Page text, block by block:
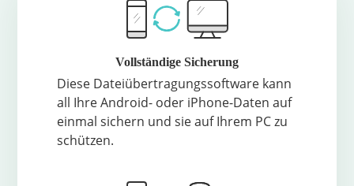
Vollständige Sicherung
Diese Dateiübertragungssoftware kann
all Ihre Android- oder iPhone-Daten auf
einmal sichern und sie auf Ihrem PC zu
schützen.